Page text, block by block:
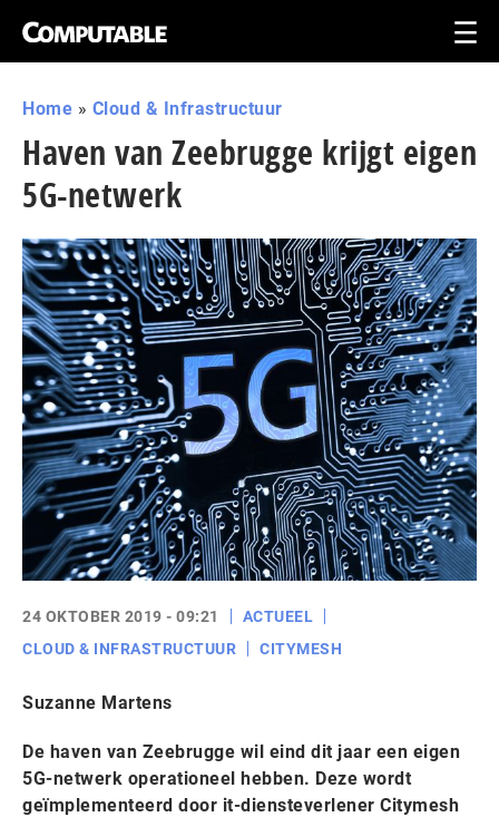
Home » Cloud & Infrastructuur
Haven van Zeebrugge krijgt eigen
5G-netwerk
24 OKTOBER 2019 - 09:21
ACTUEEL
CLOUD & INFRASTRUCTUUR
CITYMESH
Suzanne Martens
De haven van Zeebrugge wil eind dit jaar een eigen
5G-netwerk operationeel hebben. Deze wordt
geïmplementeerd door it-diensteverlener Citymesh